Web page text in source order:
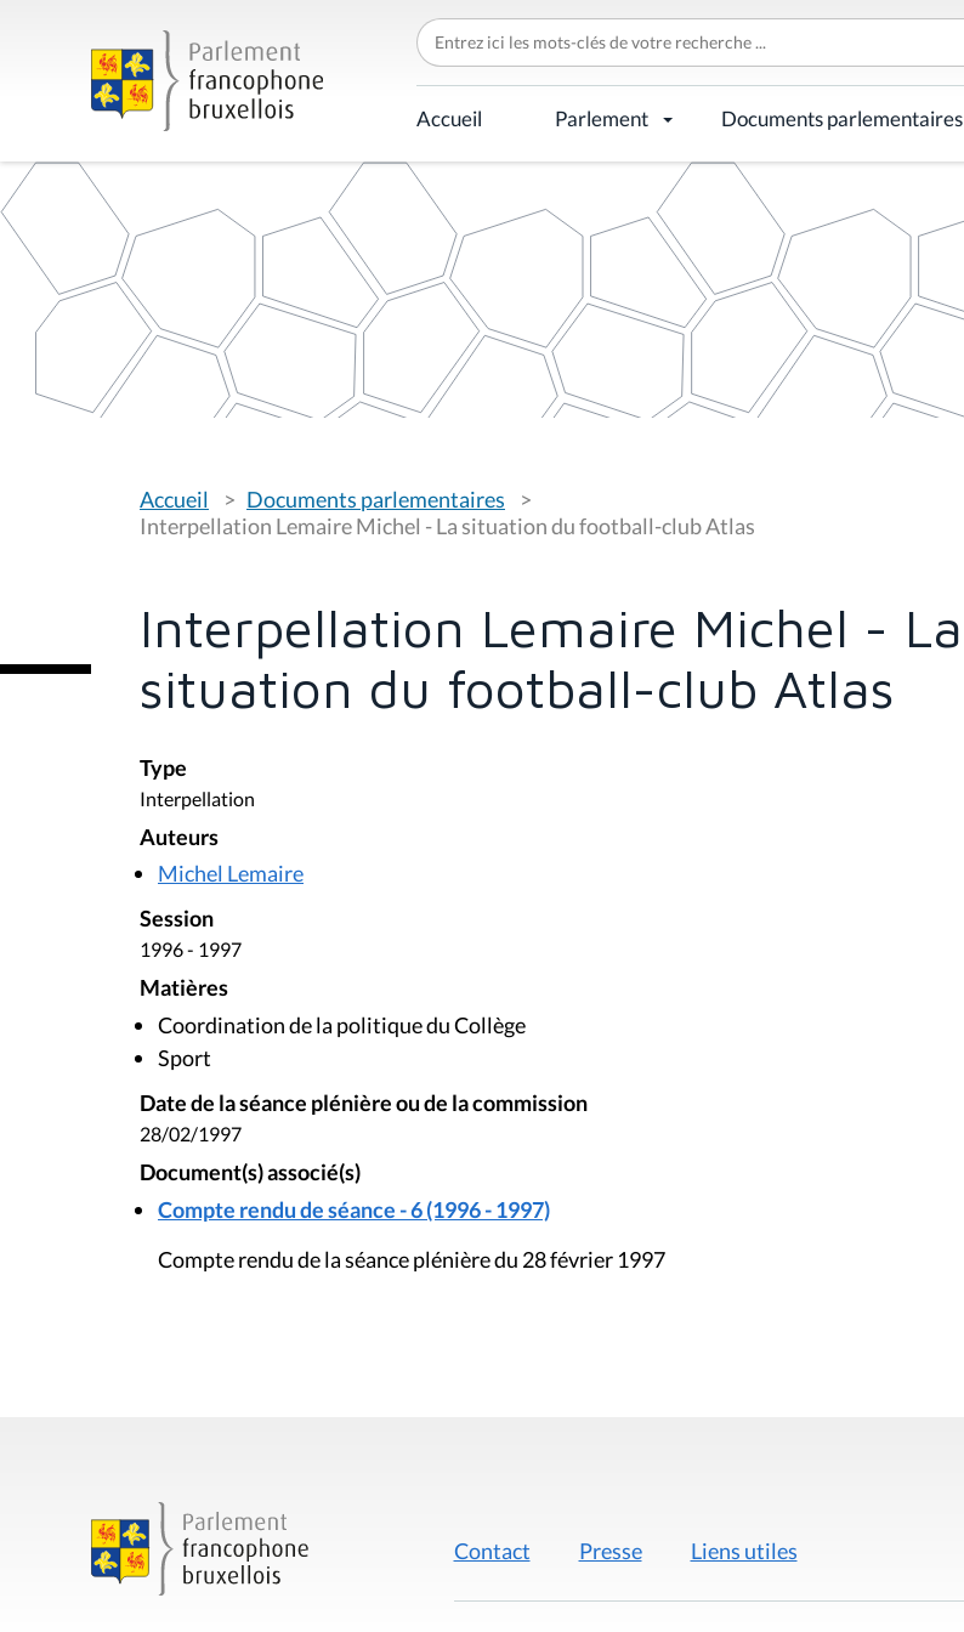
C
h
e
r
c
h
r
p
Accueil Parlement Documents parlementaires
o
u
s
s
:
Accueil
Documents parlementaires
Interpellation Lemaire Michel - La situation du football-club Atlas
Interpellation Lemaire Michel - La
situation du football-club Atlas
Type
Interpellation
Auteurs
Michel Lemaire
Session
1996 - 1997
Matières
Coordination de la politique du Collège
Sport
Date de la séance plénière ou de la commission
28/02/1997
Document(s) associé(s)
Compte rendu de séance - 6 (1996 - 1997)
Compte rendu de la séance plénière du 28 février 1997
Contact Presse Liens utiles